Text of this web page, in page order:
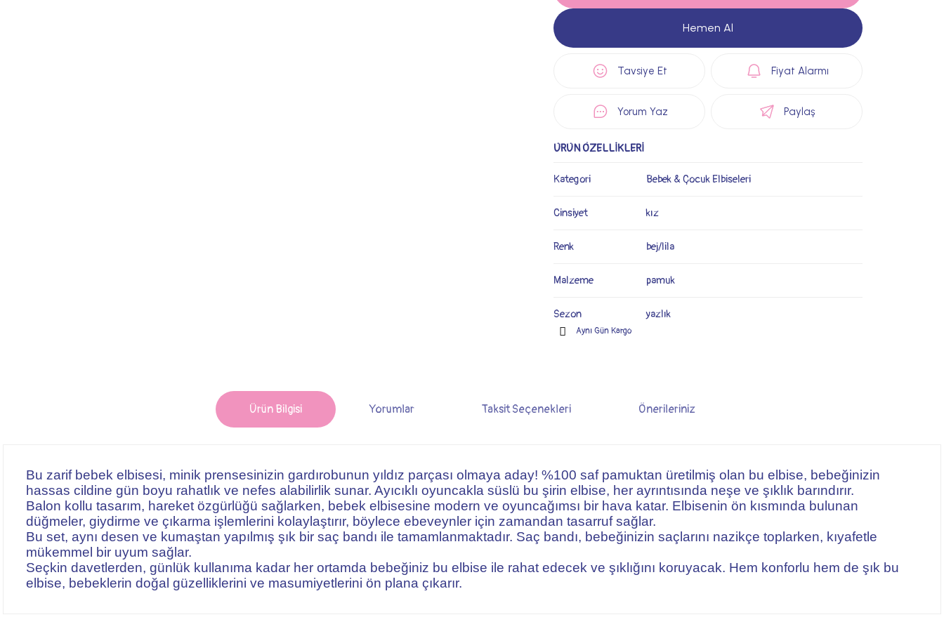
Hemen Al
Tavsiye Et Fiyat Alarmı
Yorum Yaz Paylaş
ÜRÜN ÖZELLİKLERİ
Kategori Bebek & Çocuk Elbiseleri
Cinsiyet kız
Renk bej/lila
Malzeme pamuk
Sezon yazlık
Aynı Gün Kargo
Ürün Bilgisi Yorumlar Taksit Seçenekleri Önerileriniz
Bu zarif bebek elbisesi, minik prensesinizin gardırobunun yıldız parçası olmaya aday! %100 saf pamuktan üretilmiş olan bu elbise, bebeğinizin
hassas cildine gün boyu rahatlık ve nefes alabilirlik sunar. Ayıcıklı oyuncakla süslü bu şirin elbise, her ayrıntısında neşe ve şıklık barındırır.
Balon kollu tasarım, hareket özgürlüğü sağlarken, bebek elbisesine modern ve oyuncağımsı bir hava katar. Elbisenin ön kısmında bulunan
düğmeler, giydirme ve çıkarma işlemlerini kolaylaştırır, böylece ebeveynler için zamandan tasarruf sağlar.
Bu set, aynı desen ve kumaştan yapılmış şık bir saç bandı ile tamamlanmaktadır. Saç bandı, bebeğinizin saçlarını nazikçe toplarken, kıyafetle
mükemmel bir uyum sağlar.
Seçkin davetlerden, günlük kullanıma kadar her ortamda bebeğiniz bu elbise ile rahat edecek ve şıklığını koruyacak. Hem konforlu hem de şık bu
elbise, bebeklerin doğal güzelliklerini ve masumiyetlerini ön plana çıkarır.